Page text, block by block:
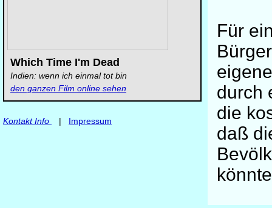
Which Time I'm Dead
Indien: wenn ich einmal tot bin
den ganzen Film online sehen
Kontakt Info | Impressum
Für
durch
die
daß